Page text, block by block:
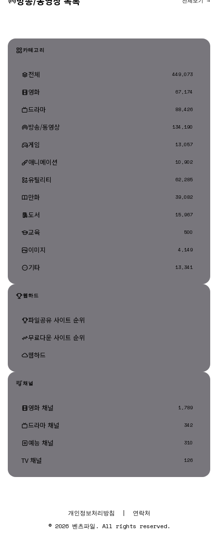
카테고리
전체 449,073
영화 67,174
드라마 88,426
방송/동영상 134,190
게임 13,057
애니메이션 10,902
유틸리티 62,285
만화 39,082
도서 15,967
교육 500
이미지 4,149
기타 13,341
웹하드
파일공유 사이트 순위
무료다운 사이트 순위
웹하드
채널
영화 채널 1,789
드라마 채널 342
예능 채널 310
TV 채널 126
개인정보처리방침 |
연락처
© 2026 벤츠파일. All rights reserved.